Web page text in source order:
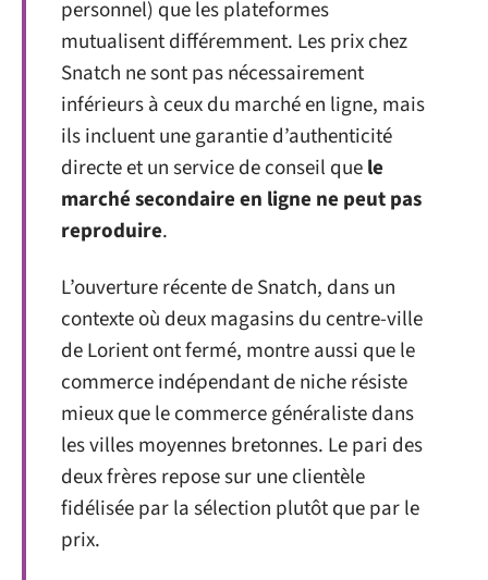
personnel) que les plateformes
mutualisent différemment. Les prix chez
Snatch ne sont pas nécessairement
inférieurs à ceux du marché en ligne, mais
ils incluent une garantie d’authenticité
directe et un service de conseil quele
marché secondaire en ligne ne peut pas
reproduire.
L’ouverture récente de Snatch, dans un
contexte où deux magasins du centre-ville
de Lorient ont fermé, montre aussi que le
commerce indépendant de niche résiste
mieux que le commerce généraliste dans
les villes moyennes bretonnes. Le pari des
deux frères repose sur une clientèle
fidélisée par la sélection plutôt que par le
prix.